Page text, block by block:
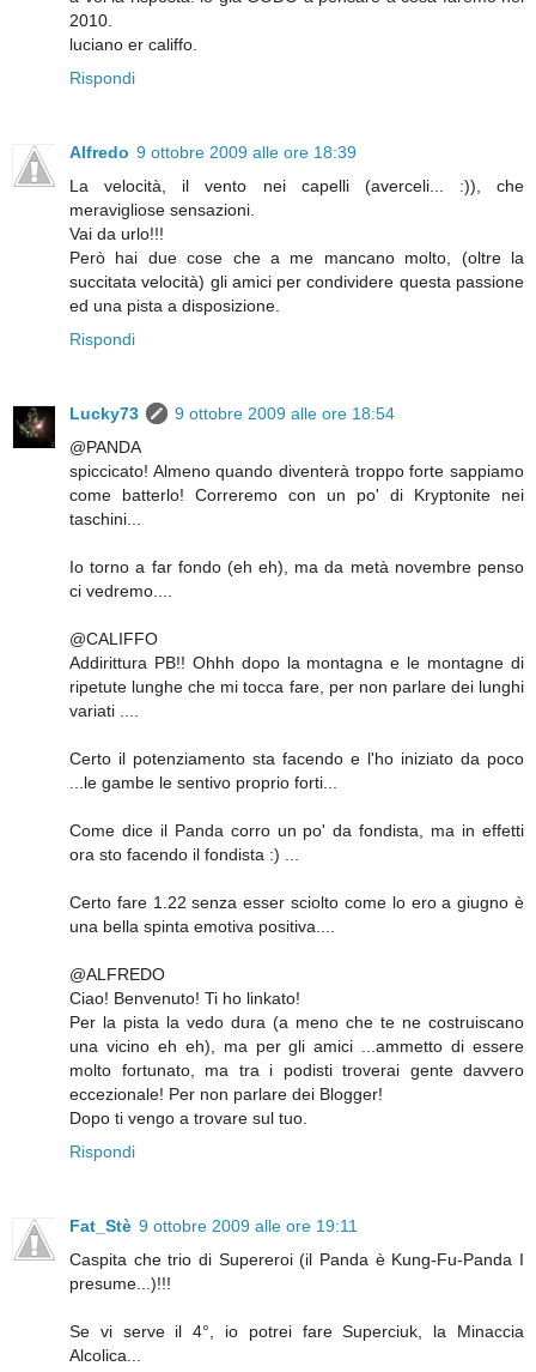
2010.
luciano er califfo.
Rispondi
Alfredo 9 ottobre 2009 alle ore 18:39
La velocità, il vento nei capelli (averceli... :)), che
meravigliose sensazioni.
Vai da urlo!!!
Però hai due cose che a me mancano molto, (oltre la
succitata velocità) gli amici per condividere questa passione
ed una pista a disposizione.
Rispondi
Lucky73
9 ottobre 2009 alle ore 18:54
@PANDA
spiccicato! Almeno quando diventerà troppo forte sappiamo
come batterlo! Correremo con un po' di Kryptonite nei
taschini...
Io torno a far fondo (eh eh), ma da metà novembre penso
ci vedremo....
@CALIFFO
Addirittura PB!! Ohhh dopo la montagna e le montagne di
ripetute lunghe che mi tocca fare, per non parlare dei lunghi
variati ....
Certo il potenziamento sta facendo e l'ho iniziato da poco
...le gambe le sentivo proprio forti...
Come dice il Panda corro un po' da fondista, ma in effetti
ora sto facendo il fondista :) ...
Certo fare 1.22 senza esser sciolto come lo ero a giugno è
una bella spinta emotiva positiva....
@ALFREDO
Ciao! Benvenuto! Ti ho linkato!
Per la pista la vedo dura (a meno che te ne costruiscano
una vicino eh eh), ma per gli amici ...ammetto di essere
molto fortunato, ma tra i podisti troverai gente davvero
eccezionale! Per non parlare dei Blogger!
Dopo ti vengo a trovare sul tuo.
Rispondi
Fat_Stè 9 ottobre 2009 alle ore 19:11
Caspita che trio di Supereroi (il Panda è Kung-Fu-Panda I
presume...)!!!
Se vi serve il 4°, io potrei fare Superciuk, la Minaccia
Alcolica...